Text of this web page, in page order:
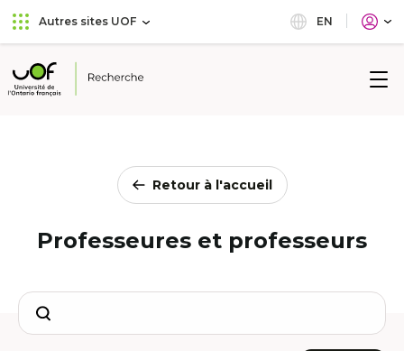
Aller
au
principal
Passer
au
Autres sites UOF EN
Université
Retour à l'accueil
Professeures et professeurs
Search